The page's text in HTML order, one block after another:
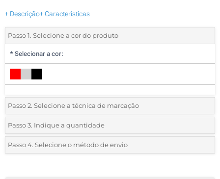
+ Descrição+ Características
Passo 1. Selecione a cor do produto
* Selecionar a cor:
Passo 2. Selecione a técnica de marcação
*Selecione o tipo de marcação e as cores do logotipo:
1 Cor (Num lado)
Passo 3. Indique a quantidade
*Quantidade mínima:50
Passo 4. Selecione o método de envio